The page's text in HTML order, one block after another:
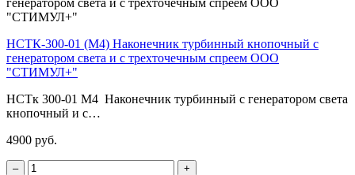
НСТК-300-01 (М4) Наконечник турбинный кнопочный с
генератором света и с трехточечным спреем ООО
"СТИМУЛ+"
НСТк 300-01 М4 Наконечник турбинный с генератором света
кнопочный и с…
4900 руб.
‒
+